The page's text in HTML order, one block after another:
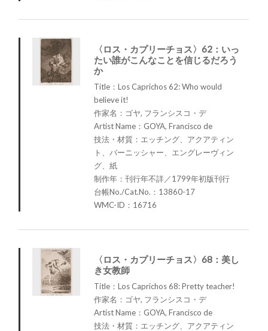
〈ロス・カプリーチョス〉62：いっ
たい誰がこんなことを信じるだろう
か
Title：Los Caprichos 62: Who would
believe it!
作家名：ゴヤ, フランシスコ・デ
Artist Name：GOYA, Francisco de
技法・材質：エッチング、アクアティン
ト、バーニッシャー、エングレーヴィン
グ、紙
制作年：刊行年不詳／1799年初版刊行
台帳No./Cat.No.：13860-17
WMC-ID：16716
〈ロス・カプリーチョス〉68：美し
き女教師
Title：Los Caprichos 68: Pretty teacher!
作家名：ゴヤ, フランシスコ・デ
Artist Name：GOYA, Francisco de
技法・材質：エッチング、アクアティン